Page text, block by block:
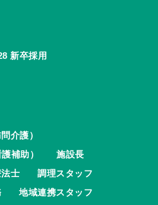
新卒採用
介護）
補助）
施設長
士
調理スタッフ
地域連携スタッフ